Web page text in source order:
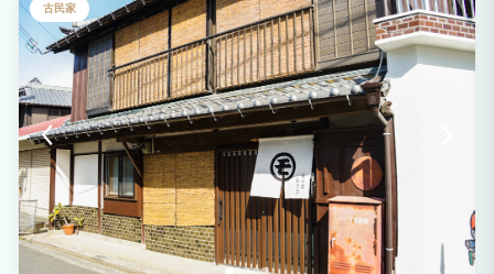
古民家